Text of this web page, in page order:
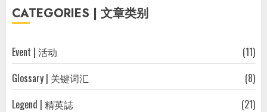
文
CATEGORIES | 文章类别
Event | 活动
(11)
Glossary | 关键词汇
(8)
Legend | 精英誌
(21)